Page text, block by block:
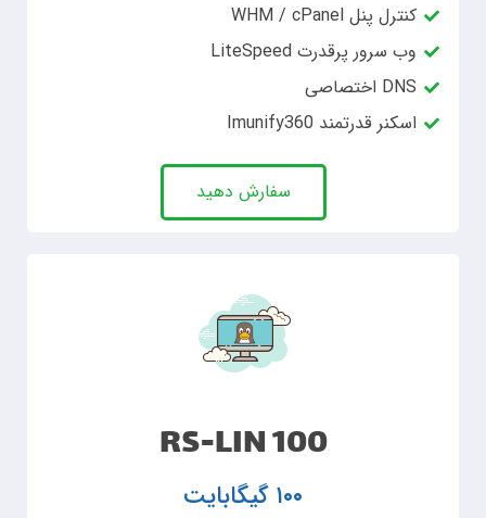
کنترل پنل WHM / cPanel
وب سرور پرقدرت LiteSpeed
DNS اختصاصی
اسکنر قدرتمند Imunify360
سفارش دهید
RS-LIN 100
۱۰۰ گیگابایت